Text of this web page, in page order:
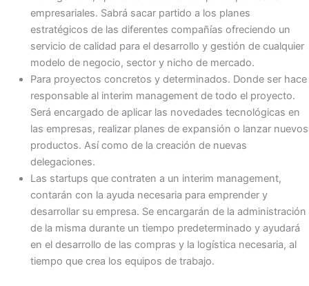
empresariales. Sabrá sacar partido a los planes
estratégicos de las diferentes compañías ofreciendo un
servicio de calidad para el desarrollo y gestión de cualquier
modelo de negocio, sector y nicho de mercado.
Para proyectos concretos y determinados. Donde ser hace
responsable al interim management de todo el proyecto.
Será encargado de aplicar las novedades tecnológicas en
las empresas, realizar planes de expansión o lanzar nuevos
productos. Así como de la creación de nuevas
delegaciones.
Las startups que contraten a un interim management,
contarán con la ayuda necesaria para emprender y
desarrollar su empresa. Se encargarán de la administración
de la misma durante un tiempo predeterminado y ayudará
en el desarrollo de las compras y la logística necesaria, al
tiempo que crea los equipos de trabajo.